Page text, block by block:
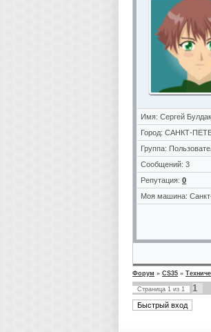
Имя: Сергей
Город: САНКТ-
Группа:
Сообщений: 3
Репутация: 0
Моя машина:
Форум » CS35 »
Страница 1 из 1
1